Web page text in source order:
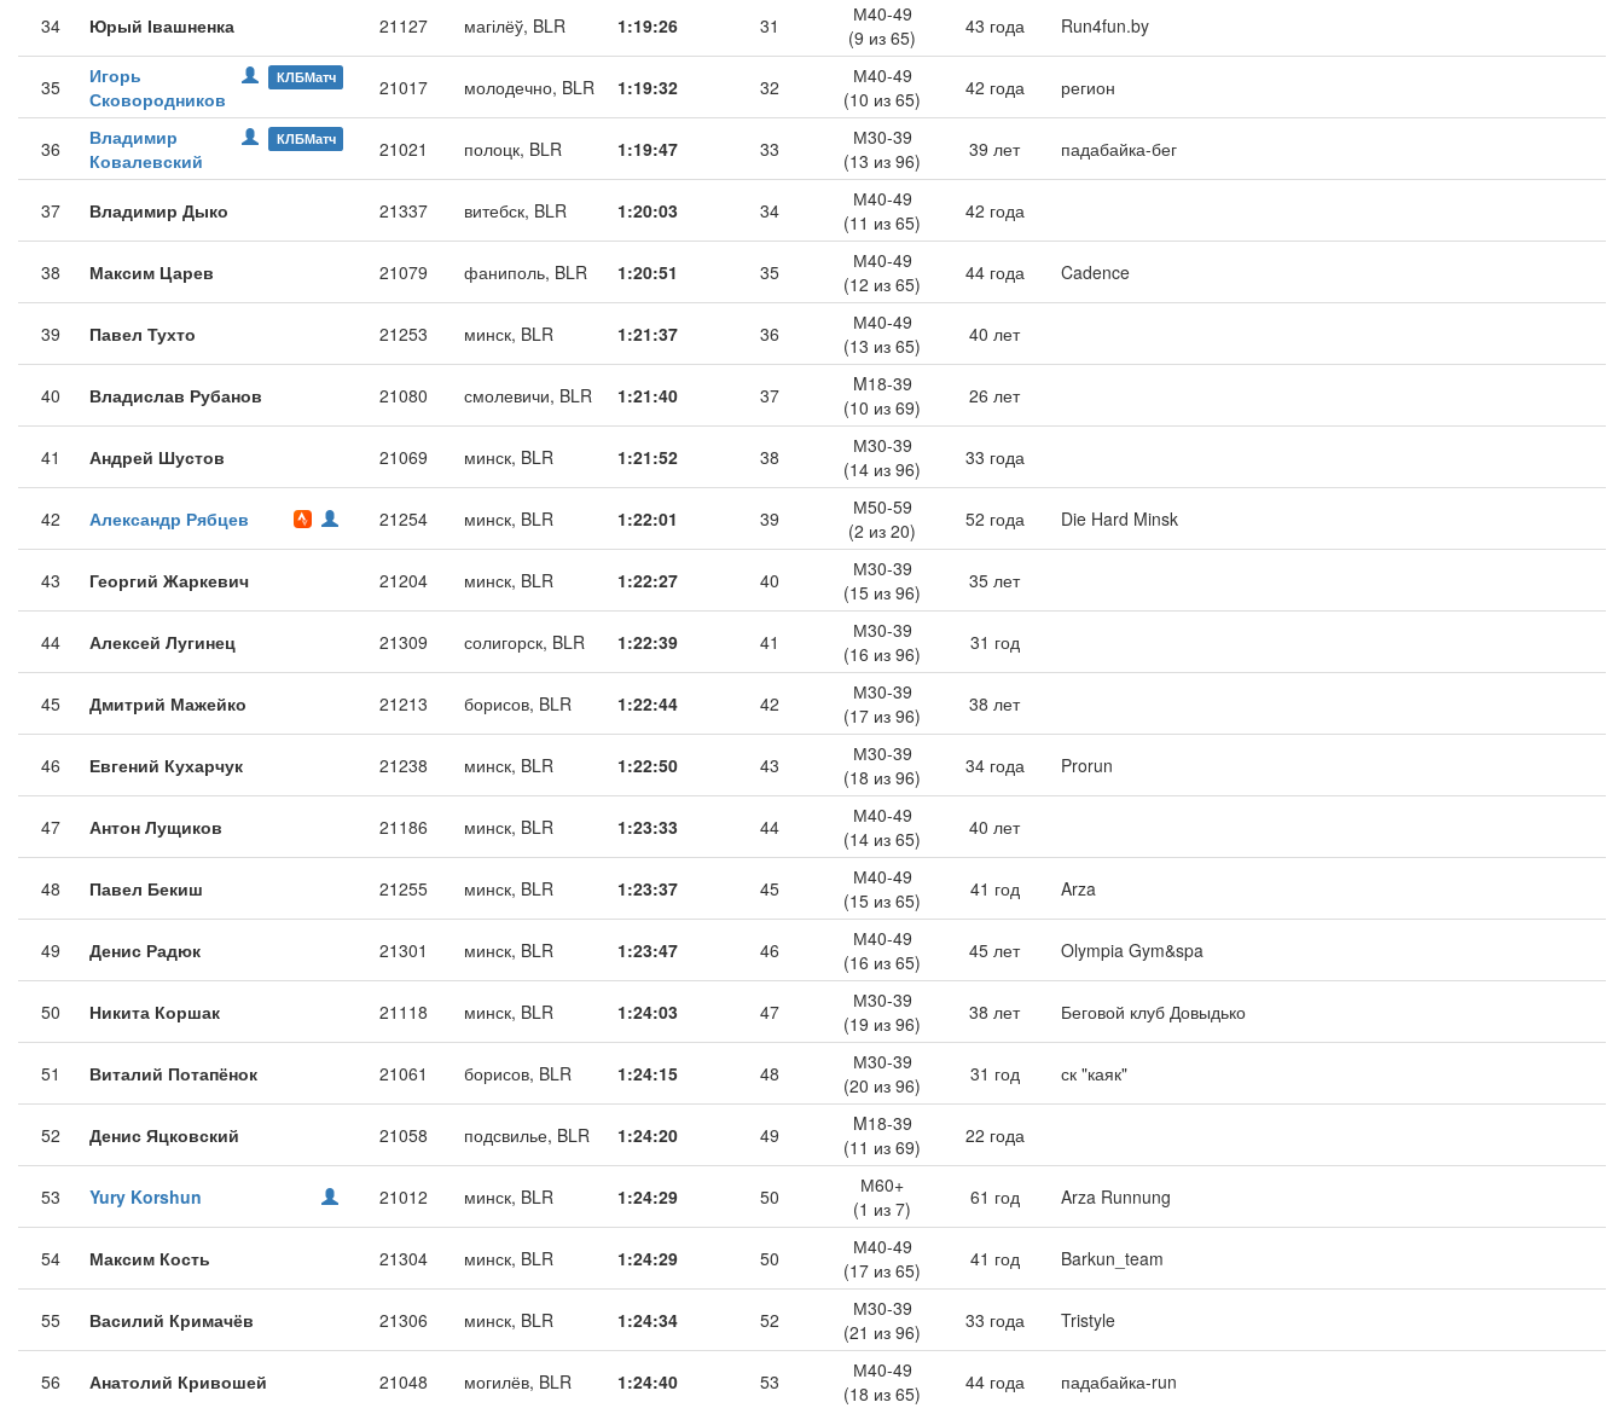
34 Юрый Івашненка 21127 магілёў, BLR 1:19:26 31
М40-49
(9 из 65)
43 года Run4fun.by
35 КЛБМатч
Игорь
Сковородников
21017 молодечно, BLR 1:19:32 32
М40-49
(10 из 65)
42 года регион
36 КЛБМатч
Владимир
Ковалевский
21021 полоцк, BLR 1:19:47 33
М30-39
(13 из 96)
39 лет падабайка-бег
37 Владимир Дыко 21337 витебск, BLR 1:20:03 34
М40-49
(11 из 65)
42 года
38 Максим Царев 21079 фаниполь, BLR 1:20:51 35
М40-49
(12 из 65)
44 года Cadence
39 Павел Тухто 21253 минск, BLR 1:21:37 36
М40-49
(13 из 65)
40 лет
40 Владислав Рубанов 21080 смолевичи, BLR 1:21:40 37
M18-39
(10 из 69)
26 лет
41 Андрей Шустов 21069 минск, BLR 1:21:52 38
М30-39
(14 из 96)
33 года
42 Александр Рябцев 21254 минск, BLR 1:22:01 39
М50-59
(2 из 20)
52 года Die Hard Minsk
43 Георгий Жаркевич 21204 минск, BLR 1:22:27 40
М30-39
(15 из 96)
35 лет
44 Алексей Лугинец 21309 солигорск, BLR 1:22:39 41
М30-39
(16 из 96)
31 год
45 Дмитрий Мажейко 21213 борисов, BLR 1:22:44 42
М30-39
(17 из 96)
38 лет
46 Евгений Кухарчук 21238 минск, BLR 1:22:50 43
М30-39
(18 из 96)
34 года Prorun
47 Антон Лущиков 21186 минск, BLR 1:23:33 44
М40-49
(14 из 65)
40 лет
48 Павел Бекиш 21255 минск, BLR 1:23:37 45
М40-49
(15 из 65)
41 год Arza
49 Денис Радюк 21301 минск, BLR 1:23:47 46
М40-49
(16 из 65)
45 лет Olympia Gym&spa
50 Никита Коршак 21118 минск, BLR 1:24:03 47
М30-39
(19 из 96)
38 лет Беговой клуб Довыдько
51 Виталий Потапёнок 21061 борисов, BLR 1:24:15 48
М30-39
(20 из 96)
31 год ск "каяк"
52 Денис Яцковский 21058 подсвилье, BLR 1:24:20 49
M18-39
(11 из 69)
22 года
53 Yury Korshun 21012 минск, BLR 1:24:29 50
М60+
(1 из 7)
61 год Arza Runnung
54 Максим Кость 21304 минск, BLR 1:24:29 50
М40-49
(17 из 65)
41 год Barkun_team
55 Василий Кримачёв 21306 минск, BLR 1:24:34 52
М30-39
(21 из 96)
33 года Tristyle
56 Анатолий Кривошей 21048 могилёв, BLR 1:24:40 53
М40-49
(18 из 65)
44 года падабайка-run